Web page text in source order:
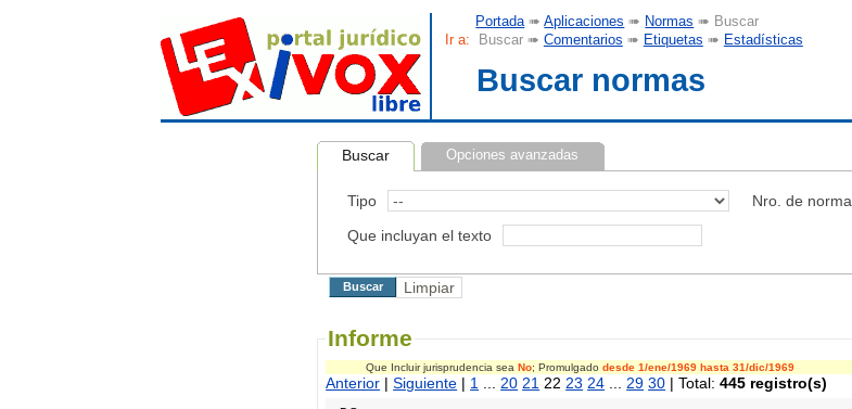
Portada ➠Aplicaciones ➠ Normas ➠ Buscar
Ir a: Buscar ➠ Comentarios ➠ Etiquetas ➠ Estadísticas
Buscar normas
Buscar Opciones avanzadas
Tipo Nro. de norma
Que incluyan el texto
Informe
Que Incluir jurisprudencia sea No; Promulgado desde 1/ene/1969 hasta 31/dic/1969
Anterior |Siguiente | 1 20 21 22 23 24 29 30 | Total:445 registro(s)